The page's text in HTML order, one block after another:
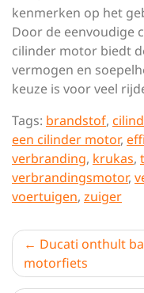
kenmerken op het
Door de eenvoudige
cilinder motor biedt
vermogen en
keuze is voor veel
Tags: brandstof,
een cilinder motor,
verbranding, krukas,
verbrandingsmotor,
voertuigen, zuiger
Ducati onthult
motorfiets